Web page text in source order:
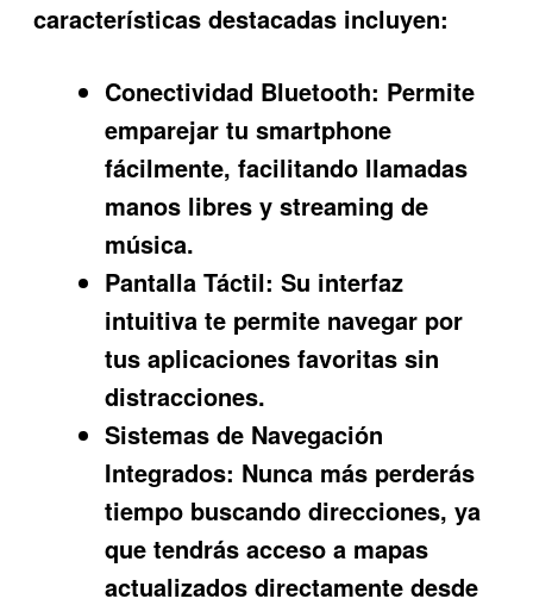
características destacadas incluyen:
Conectividad Bluetooth: Permite
emparejar tu smartphone
fácilmente, facilitando llamadas
manos libres y streaming de
música.
Pantalla Táctil: Su interfaz
intuitiva te permite navegar por
tus aplicaciones favoritas sin
distracciones.
Sistemas de Navegación
Integrados: Nunca más perderás
tiempo buscando direcciones, ya
que tendrás acceso a mapas
actualizados directamente desde